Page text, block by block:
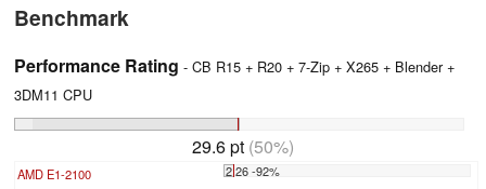
Benchmark
Performance Rating - CB R15 + R20 + 7-Zip + X265 + Blender +
3DM11 CPU
29.6 pt (50%)
AMD E1-2100 2.26 -92%